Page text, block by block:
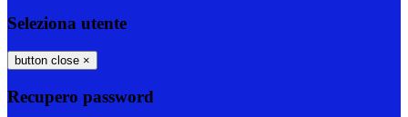
Seleziona utente
button close ×
Recupero password